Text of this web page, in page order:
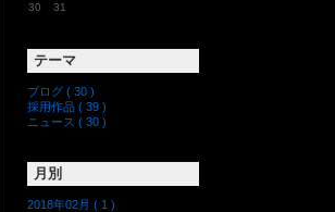
30
31
テーマ
ブログ ( 30 )
採用作品 ( 39 )
ニュース ( 30 )
月別
2018年02月 ( 1 )